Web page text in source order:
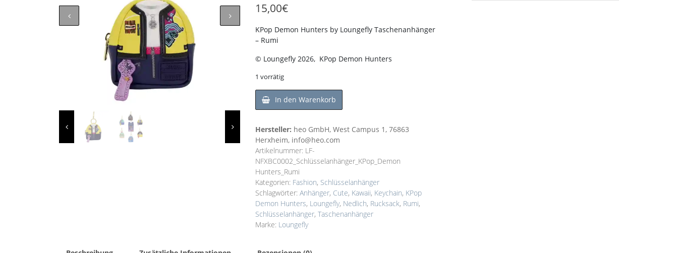
15,00€
KPop Demon Hunters by Loungefly Taschenanhänger
– Rumi
© Loungefly 2026, KPop Demon Hunters
1 vorrätig
In den Warenkorb
Hersteller: heo GmbH, West Campus 1, 76863
Herxheim, info@heo.com
Artikelnummer: LF-
NFXBC0002_Schlüsselanhänger_KPop_Demon
Hunters_Rumi
Kategorien: Fashion, Schlüsselanhänger
Schlagwörter: Anhänger, Cute, Kawaii, Keychain, KPop
Demon Hunters, Loungefly, Nedlich, Rucksack, Rumi,
Schlüsselanhänger, Taschenanhänger
Marke: Loungefly